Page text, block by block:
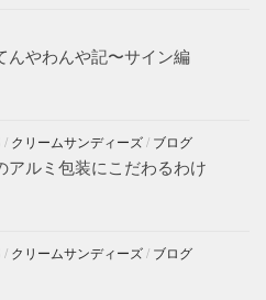
んやわんや記〜サイン編
/ クリームサンディーズ / ブログ
アルミ包装にこだわるわけ
/ クリームサンディーズ / ブログ